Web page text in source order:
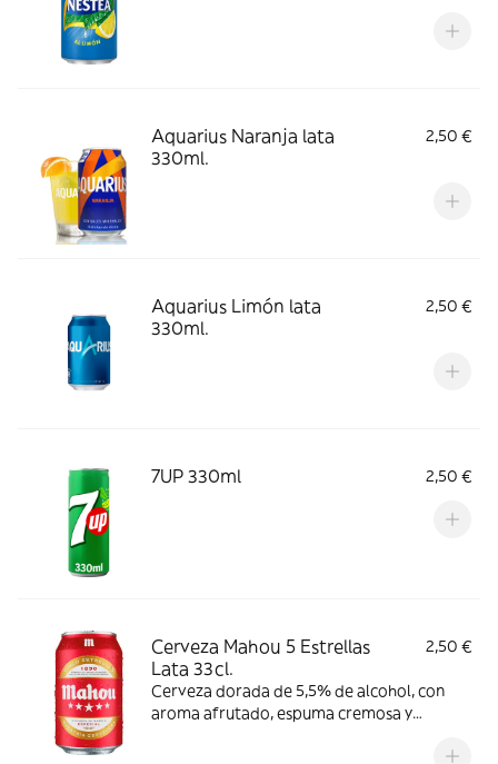
Aquarius Naranja lata
330ml.
2,50 €
Aquarius Limón lata
330ml.
2,50 €
7UP 330ml 2,50 €
Cerveza Mahou 5 Estrellas
Lata 33cl.
2,50 €
Cerveza dorada de 5,5% de alcohol, con
aroma afrutado, espuma cremosa y